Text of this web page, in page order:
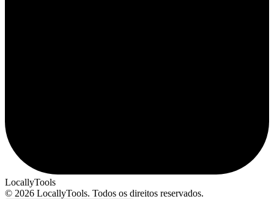
LocallyTools
© 2026 LocallyTools. Todos os direitos reservados.